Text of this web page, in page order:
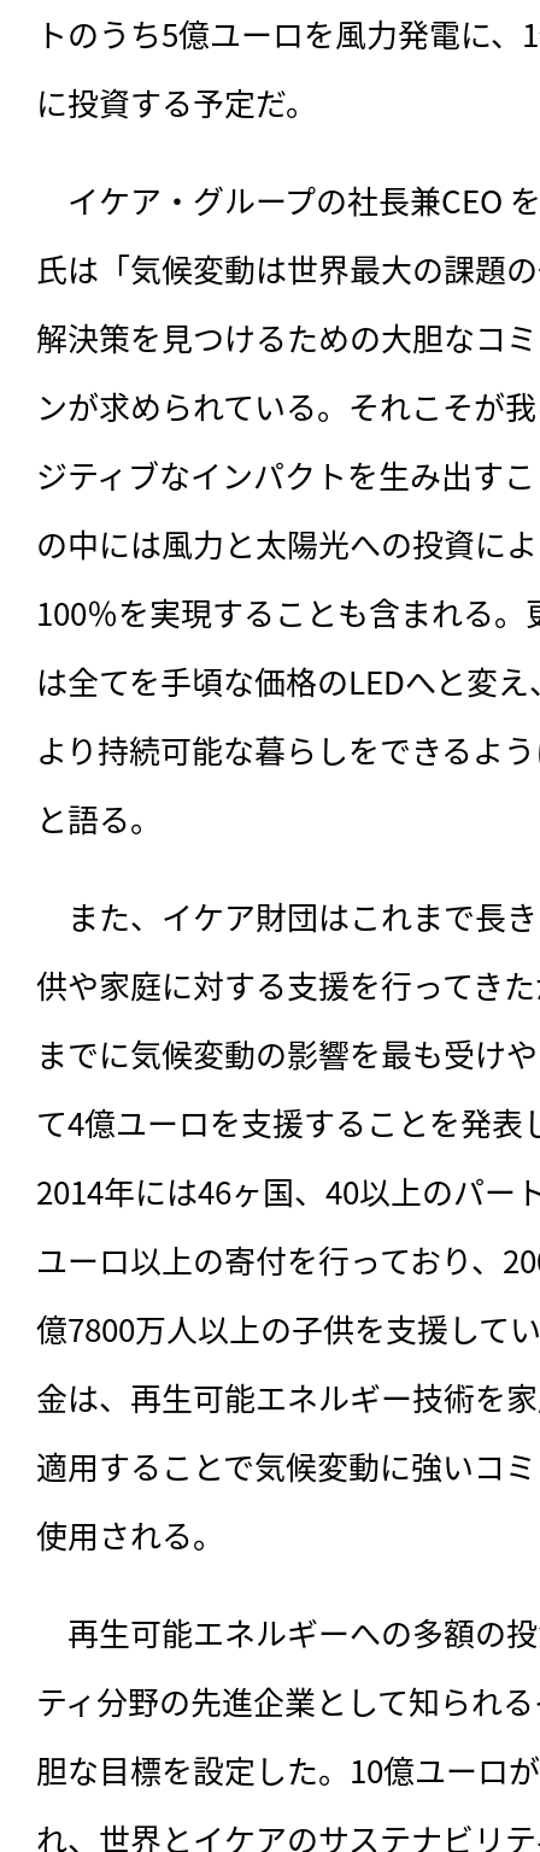
トのうち5億ユーロを風力発電に
に投資する予定だ。
イケア・グループの社長兼CEO
氏は「気候変動は世界最大の課題
解決策を見つけるための大胆なコ
ンが求められている。それこそが
ジティブなインパクトを生み出す
の中には風力と太陽光への投資に
100％を実現することも含まれる
は全てを手頃な価格のLEDへと変
より持続可能な暮らしをできるよ
と語る。
また、イケア財団はこれまで長
供や家庭に対する支援を行ってき
までに気候変動の影響を最も受け
て4億ユーロを支援することを発表
2014年には46ヶ国、40以上のパー
ユーロ以上の寄付を行っており、
億7800万人以上の子供を支援して
金は、再生可能エネルギー技術を
適用することで気候変動に強いコ
使用される。
再生可能エネルギーへの多額の
ティ分野の先進企業として知られ
胆な目標を設定した。10億ユーロ
れ、世界とイケアのサステナビリ